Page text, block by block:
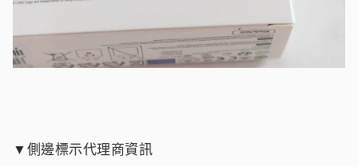
▼側邊標示代理商資訊